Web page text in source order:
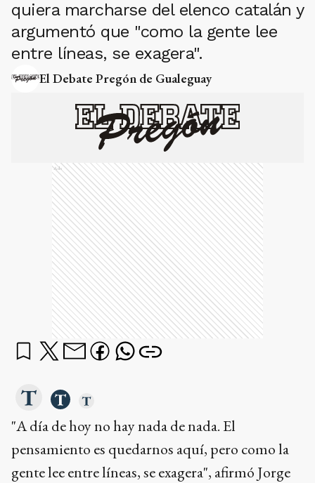
quiera marcharse del elenco catalán y
argumentó que "como la gente lee
entre líneas, se exagera".
El Debate Pregón de Gualeguay
Ads
"A día de hoy no hay nada de nada. El
pensamiento es quedarnos aquí, pero como la
gente lee entre líneas, se exagera", afirmó Jorge